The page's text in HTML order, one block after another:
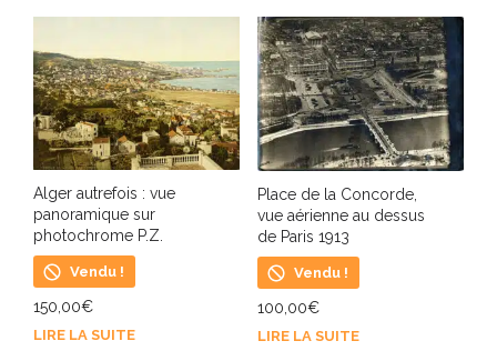
Alger autrefois : vue
panoramique sur
photochrome P.Z.
Vendu !
150,00€
LIRE LA SUITE
Place de la Concorde,
vue aérienne au dessus
de Paris 1913
Vendu !
100,00€
LIRE LA SUITE